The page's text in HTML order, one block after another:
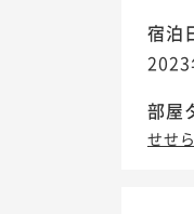
宿泊
2023
部屋
せせ